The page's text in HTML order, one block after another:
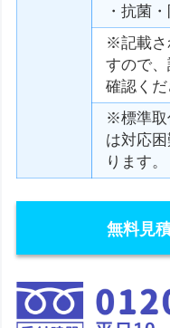
・抗菌
※記載さ
すので
確認くだ
※標準取
は対応
ります。
無料見